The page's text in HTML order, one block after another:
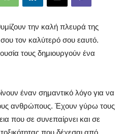
την καλή πλευρά της
τον καλύτερό σου εαυτό.
τους δημιουργούν ένα
έναν σημαντικό λόγο για να
ανθρώπους. Έχουν γύρω τους
που σε συνεπαίρνει και σε